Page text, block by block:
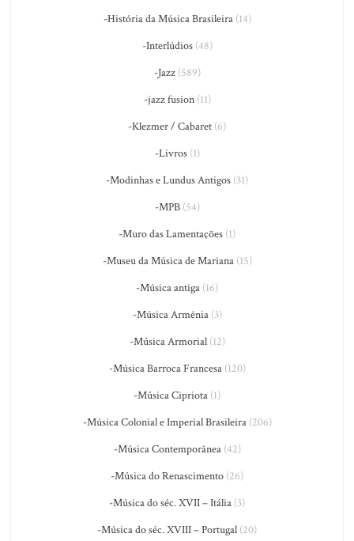
-História da Música Brasileira(14)
-Interlúdios(48)
-Jazz(589)
-jazz fusion(11)
-Klezmer / Cabaret (6)
-Livros(1)
-Modinhas e Lundus Antigos (31)
-MPB(54)
-Muro das Lamentações (1)
-Museu da Música de Mariana(15)
-Música antiga (16)
-Música Armênia(3)
-Música Armorial(12)
-Música Barroca Francesa(120)
-Música Cipriota (1)
-Música Colonial e Imperial Brasileira(206)
-Música Contemporânea(42)
-Música do Renascimento (26)
-Música do séc. XVII – Itália (3)
-Música do séc. XVIII – Portugal (20)